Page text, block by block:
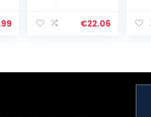
€22.06